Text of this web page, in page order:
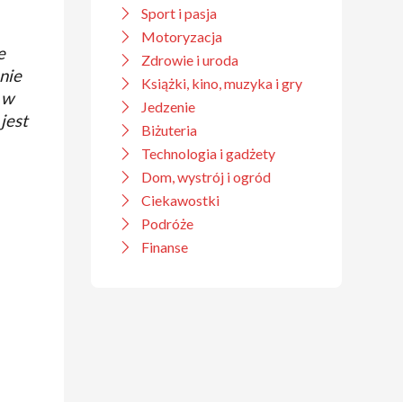
jest
Sport i pasja
Motoryzacja
Zdrowie i uroda
Książki, kino, muzyka i gry
Jedzenie
Biżuteria
Technologia i gadżety
Dom, wystrój i ogród
Ciekawostki
Podróże
Finanse